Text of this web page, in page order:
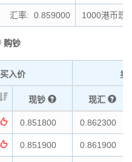
汇率: 0.859000 1000港币现
购钞
买入价 卖
现钞 现汇
0.851800 0.862300
0.851900 0.861900